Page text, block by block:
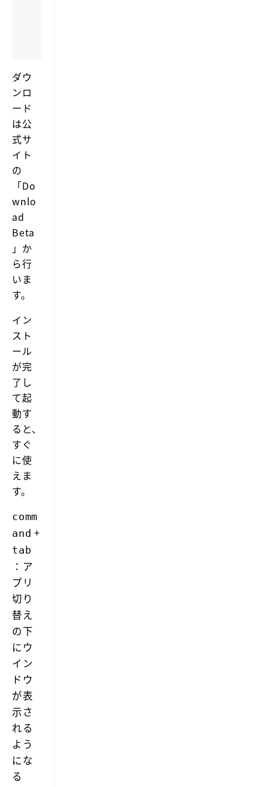
ダウ
ンロ
ード
は公
式サ
イト
の
「Do
wnlo
ad
Beta
」か
ら行
いま
す。
イン
スト
ール
が完
了し
て起
動す
ると、
すぐ
に使
えま
す。
comm
and +
tab
：ア
プリ
切り
替え
の下
にウ
イン
ドウ
が表
示さ
れる
よう
にな
る